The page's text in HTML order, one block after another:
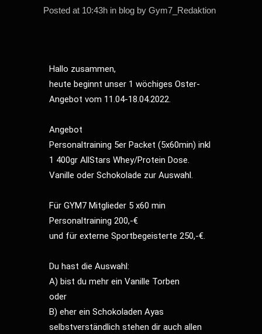
Posted at 10:43h in blog by Gym7_Redaktion
Hallo zusammen,
heute beginnt unser 1 wöchiges Oster-
Angebot vom 11.04-18.04.2022.
Angebot
Personaltraining 5er Packet (5x60min) inkl
1 400gr AllStars Whey/Protein Dose.
Vanille oder Schokolade zur Auswahl.
Für GYM7 Mitglieder 5 x60 min
Personaltraining 200,-€
und für externe Sportbegeisterte 250,-€.
Du hast die Auswahl:
A) bist du mehr ein Vanille Torben
oder
B) eher ein Schokoladen Ayas
selbstverständlich stehen dir auch allen